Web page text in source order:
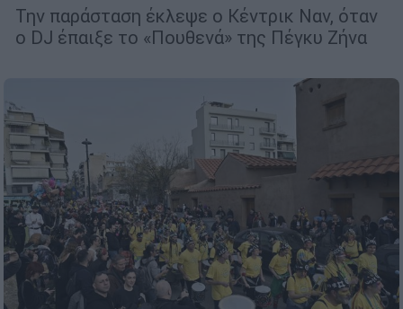
Την παράσταση έκλεψε ο Κέντρικ Ναν, όταν
ο DJ έπαιξε το «Πουθενά» της Πέγκυ Ζήνα